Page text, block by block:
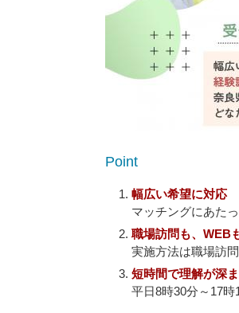
Point
幅広い希望に対応
マッチングにあた
職場訪問も、WEB
実施方法は職場訪
短時間で理解が深
平日8時30分～17